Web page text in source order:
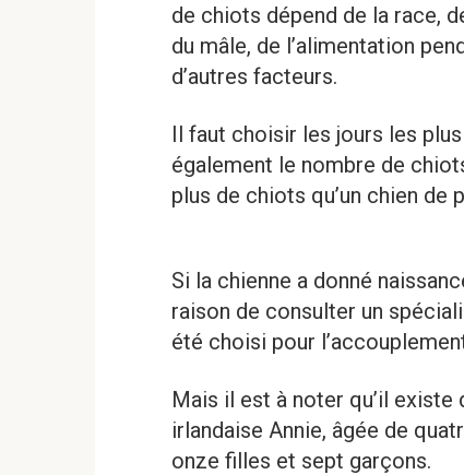
de chiots dépend de la race,
du mâle, de l’alimentation
d’autres facteurs.
Il faut choisir les jours les
également le nombre de
plus de chiots qu’un chien de
Si la chienne a donné
raison de consulter un
été choisi pour
Mais il est à noter qu’il
irlandaise Annie, âgée de
onze filles et sept garçons.